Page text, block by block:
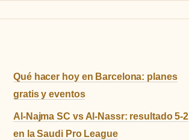
Qué hacer hoy en Barcelona: planes
gratis y eventos
Al-Najma SC vs Al-Nassr: resultado 5-2
en la Saudi Pro League